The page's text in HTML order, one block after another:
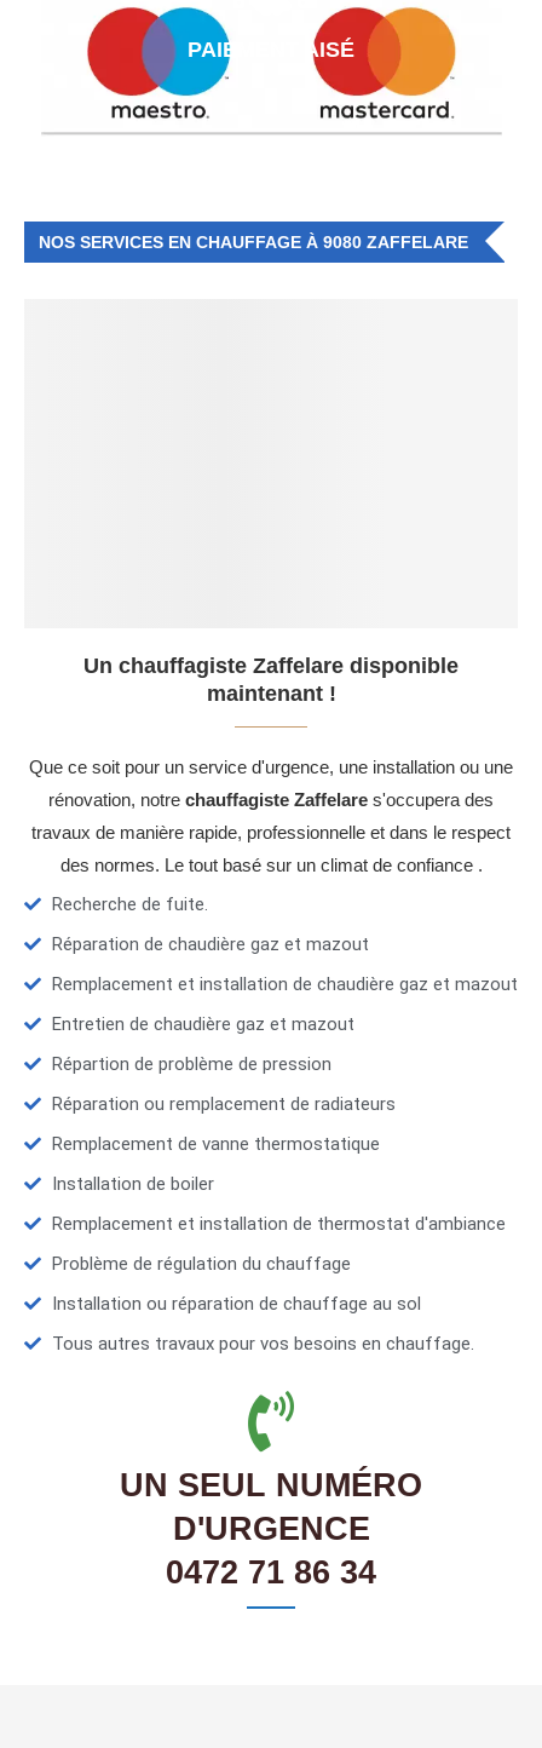
PAIEMENT AISÉ
NOS SERVICES EN CHAUFFAGE À 9080 ZAFFELARE
Un chauffagiste Zaffelare disponible
maintenant !
Que ce soit pour un service d'urgence, une installation ou une
rénovation, notre chauffagiste Zaffelare s'occupera des
travaux de manière rapide, professionnelle et dans le respect
des normes. Le tout basé sur un climat de confiance .
Recherche de fuite.
Réparation de chaudière gaz et mazout
Remplacement et installation de chaudière gaz et mazout
Entretien de chaudière gaz et mazout
Répartion de problème de pression
Réparation ou remplacement de radiateurs
Remplacement de vanne thermostatique
Installation de boiler
Remplacement et installation de thermostat d'ambiance
Problème de régulation du chauffage
Installation ou réparation de chauffage au sol
Tous autres travaux pour vos besoins en chauffage.
UN SEUL NUMÉRO
D'URGENCE
0472 71 86 34